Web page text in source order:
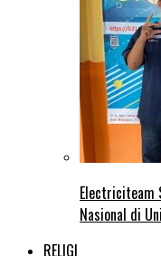
Electriciteam
Nasional di
RELIGI